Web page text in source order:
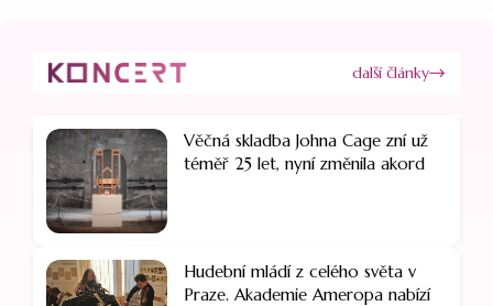
další články
Věčná skladba Johna Cage zní už
téměř 25 let, nyní změnila akord
Hudební mládí z celého světa v
Praze. Akademie Ameropa nabízí